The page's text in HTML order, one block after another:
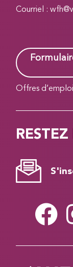
Courriel :
Offres d’emploi